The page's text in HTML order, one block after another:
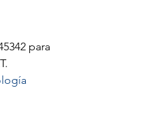
para